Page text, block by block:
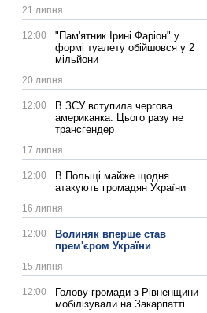
21 липня
12:00
"Пам'ятник Ірині Фаріон" у
формі туалету обійшовся у 2
мільйони
20 липня
12:00
В ЗСУ вступила чергова
американка. Цього разу не
трансгендер
17 липня
12:00
В Польщі майже щодня
атакують громадян України
16 липня
12:00
Волиняк вперше став
прем'єром України
15 липня
12:00
Голову громади з Рівненщини
мобілізували на Закарпатті